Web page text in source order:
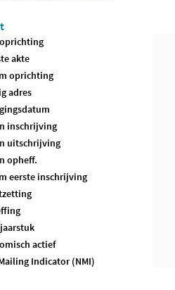
akte
oprichting
adres
inschrijving
uitschrijving
opheff.
eerste inschrijving
actief
Indicator (NMI)